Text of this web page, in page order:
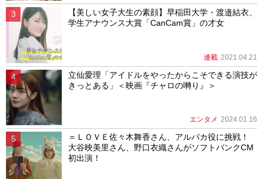
【美しい女子大生の素顔】早稲田大学・渡邉結衣、
学生アナウンス大賞「CanCam賞」の才女
連載 2021.04.21
立仙愛理「アイドルをやったからこそできる演技が
きっとある」＜映画『チャロの囀り』＞
エンタメ 2024.01.16
＝ＬＯＶＥ佐々木舞香さん、アルパカ役に挑戦！
大谷映美里さん、野口衣織さんがソフトバンクCM
初出演！